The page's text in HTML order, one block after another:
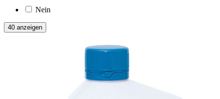
Nein
40 anzeigen